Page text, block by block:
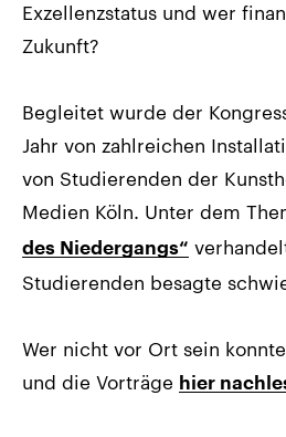
Exzellenzstatus und wer
Zukunft?
Begleitet wurde der
Jahr von zahlreichen
von Studierenden der
Medien Köln. Unter dem
des Niedergangs“
Studierenden besagte
Wer nicht vor Ort sein
und die Vorträge hier